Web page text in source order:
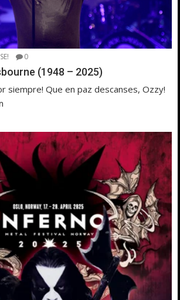
0
(1948 – 2025)
siempre! Que en paz descanses, Ozzy!